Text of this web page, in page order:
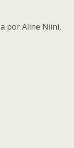
por Aline Niini,